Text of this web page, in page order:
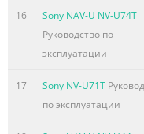
Краткое
� Do not
driving. It is
PLEASE READ THIS
operate the navigation
16
Sony NAV-U NV-U74T
Руководство по
эксплуатации
17 Sony NV-U71T
по эксплуатации